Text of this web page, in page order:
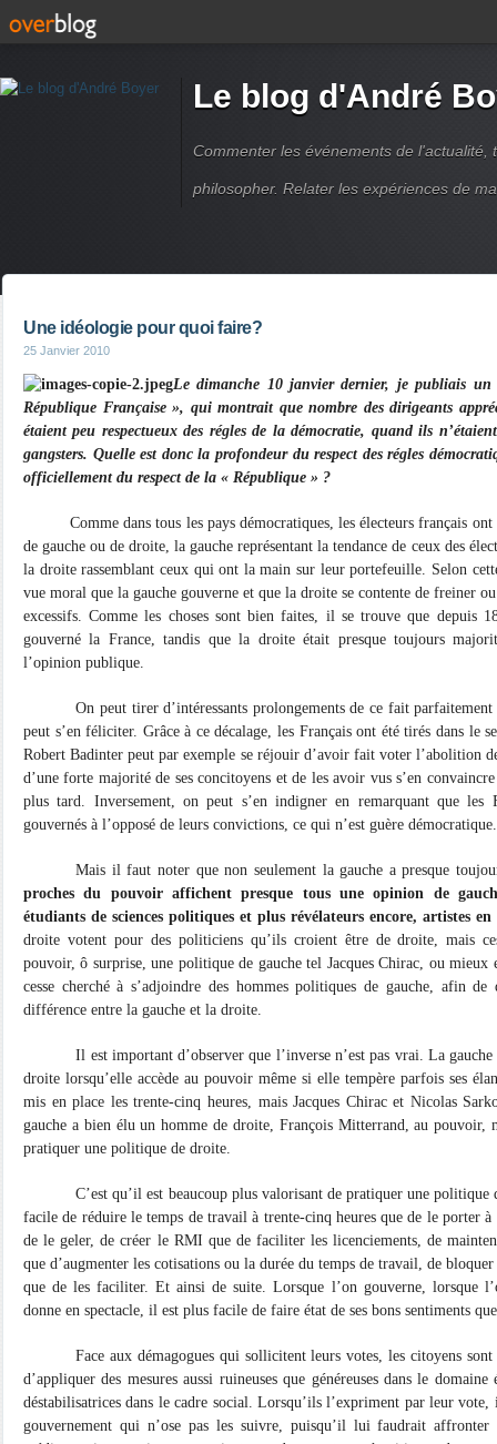
Le blog d'André
Commenter les événements de
philosopher. Relater les expériences de
Une idéologie pour quoi faire?
25 Janvier 2010
Le dimanche 10 janvier dernier, je publiais
République Française », qui montrait que nombre des dirigeants
étaient peu respectueux des régles de la démocratie, quand ils
gangsters. Quelle est donc la profondeur du respect des régles
officiellement du respect de la « République » ?
Comme dans tous les pays démocratiques, les électeurs français
de gauche ou de droite, la gauche représentant la tendance de ceux des
la droite rassemblant ceux qui ont la main sur leur portefeuille. Selon
vue moral que la gauche gouverne et que la droite se contente de freiner
excessifs. Comme les choses sont bien faites, il se trouve que depuis
gouverné la France, tandis que la droite était presque toujours
l’opinion publique.
On peut tirer d’intéressants prolongements de ce fait
peut s’en féliciter. Grâce à ce décalage, les Français ont été tirés dans le
Robert Badinter peut par exemple se réjouir d’avoir fait voter l’abolition
d’une forte majorité de ses concitoyens et de les avoir vus s’en
plus tard. Inversement, on peut s’en indigner en remarquant que les
gouvernés à l’opposé de leurs convictions, ce qui n’est guère démocratique.
Mais il faut noter que non seulement la gauche a presque
proches du pouvoir affichent presque tous une opinion de
étudiants de sciences politiques et plus révélateurs encore, artistes en
droite votent pour des politiciens qu’ils croient être de droite, mais
pouvoir, ô surprise, une politique de gauche tel Jacques Chirac, ou mieux
cesse cherché à s’adjoindre des hommes politiques de gauche, afin
différence entre la gauche et la droite.
Il est important d’observer que l’inverse n’est pas vrai. La
droite lorsqu’elle accède au pouvoir même si elle tempère parfois ses
mis en place les trente-cinq heures, mais Jacques Chirac et Nicolas
gauche a bien élu un homme de droite, François Mitterrand, au pouvoir,
pratiquer une politique de droite.
C’est qu’il est beaucoup plus valorisant de pratiquer une
facile de réduire le temps de travail à trente-cinq heures que de le porter
de le geler, de créer le RMI que de faciliter les licenciements, de
que d’augmenter les cotisations ou la durée du temps de travail, de
que de les faciliter. Et ainsi de suite. Lorsque l’on gouverne, lorsque
donne en spectacle, il est plus facile de faire état de ses bons sentiments
Face aux démagogues qui sollicitent leurs votes, les citoyens
d’appliquer des mesures aussi ruineuses que généreuses dans le
déstabilisatrices dans le cadre social. Lorsqu’ils l’expriment par leur
gouvernement qui n’ose pas les suivre, puisqu’il lui faudrait